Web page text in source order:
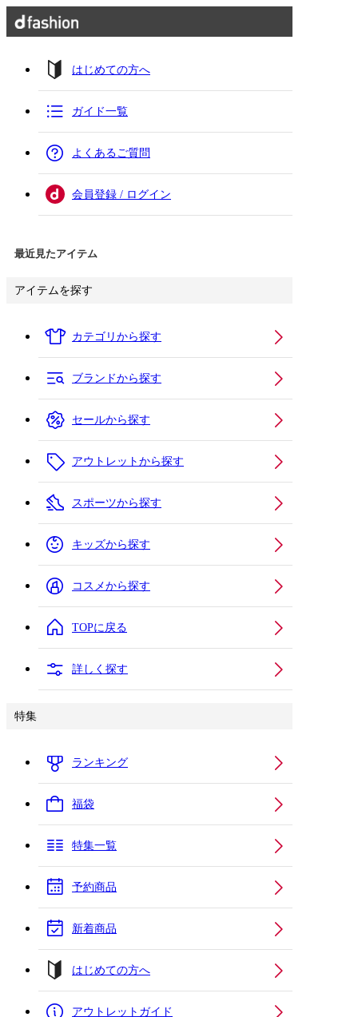
はじめての方へ
ガイド一覧
よくあるご質問
会員登録 / ログイン
最近見たアイテム
アイテムを探す
カテゴリから探す
ブランドから探す
セールから探す
アウトレットから探す
スポーツから探す
キッズから探す
コスメから探す
TOPに戻る
詳しく探す
特集
ランキング
福袋
特集一覧
予約商品
新着商品
はじめての方へ
アウトレットガイド